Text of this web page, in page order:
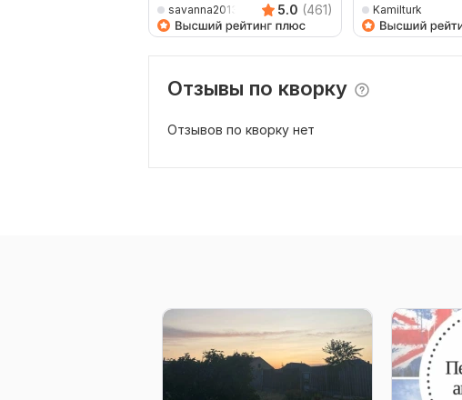
savanna2013 5.0 (461) Kamilturk
Отзывы по кворку
Отзывов по кворку нет